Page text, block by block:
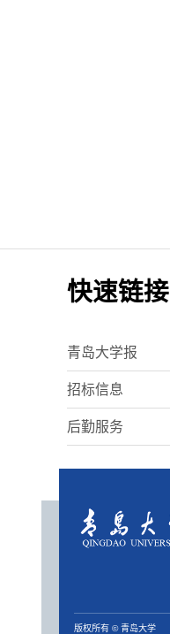
快速链接
青岛大学报
招标信息
后勤服务
版权所有 © 青岛大学